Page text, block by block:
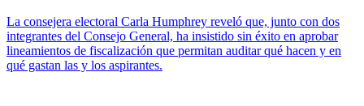
La consejera electoral Carla Humphrey reveló que, junto con dos
integrantes del Consejo General, ha insistido sin éxito en aprobar
lineamientos de fiscalización que permitan auditar qué hacen y en
qué gastan las y los aspirantes.